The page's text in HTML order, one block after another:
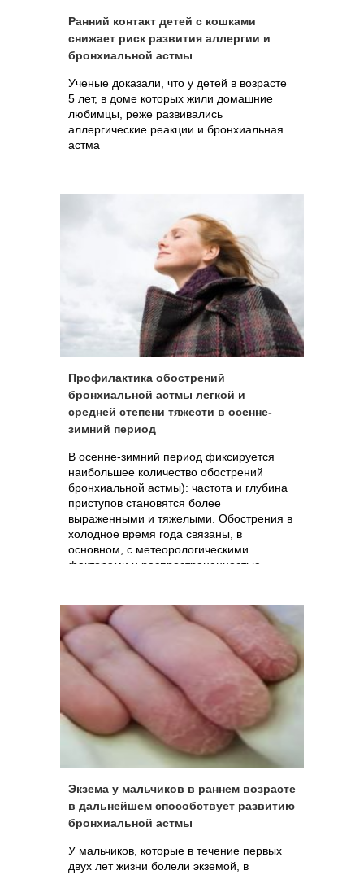
Ранний контакт детей с кошками
снижает риск развития аллергии и
бронхиальной астмы
Ученые доказали, что у детей в возрасте
5 лет, в доме которых жили домашние
любимцы, реже развивались
аллергические реакции и бронхиальная
астма
Профилактика обострений
бронхиальной астмы легкой и
средней степени тяжести в осенне-
зимний период
В осенне-зимний период фиксируется
наибольшее количество обострений
бронхиальной астмы): частота и глубина
приступов становятся более
выраженными и тяжелыми. Обострения в
холодное время года связаны, в
основном, с метеорологическими
факторами и распространенностью
Экзема у мальчиков в раннем возрасте
в дальнейшем способствует развитию
бронхиальной астмы
У мальчиков, которые в течение первых
двух лет жизни болели экземой, в